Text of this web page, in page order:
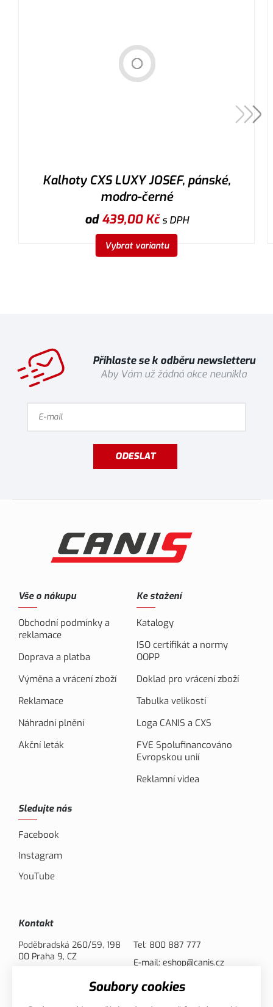
Kalhoty CXS LUXY JOSEF, pánské,
modro-černé
od439,00Kčs DPH
Vybrat variantu
Přihlaste se k odběru newsletteru
Aby Vám už žádná akce neunikla
ODESLAT
Vše o nákupu
Obchodní podmínky a
reklamace
Doprava a platba
Výměna a vrácení zboží
Reklamace
Náhradní plnění
Akční leták
Ke stažení
Katalogy
ISO certifikát a normy
OOPP
Doklad pro vrácení zboží
Tabulka velikostí
Loga CANIS a CXS
FVE Spolufinancováno
Evropskou unií
Reklamní videa
Sledujte nás
Facebook
Instagram
YouTube
Kontakt
Poděbradská 260/59, 198
00 Praha 9, CZ
Tel: 800 887 777
E-mail: eshop@canis.cz
Soubory cookies